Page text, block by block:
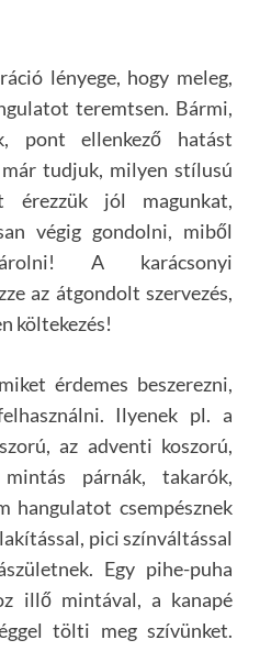
lényege, hogy meleg,
teremtsen. Bármi,
pont ellenkező hatást
tudjuk, milyen stílusú
érezzük jól magunkat,
végig gondolni, miből
A karácsonyi
az átgondolt szervezés,
költekezés!
érdemes beszerezni,
Ilyenek pl. a
az adventi koszorú,
párnák, takarók,
hangulatot csempésznek
pici színváltással
Egy pihe-puha
illő mintával, a kanapé
tölti meg szívünket.